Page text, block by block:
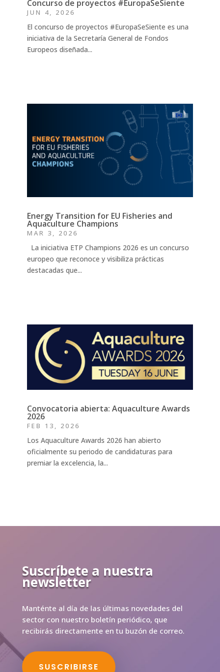
Concurso de proyectos #EuropaSeSiente
JUN 4, 2026
El concurso de proyectos #EuropaSeSiente es una
iniciativa de la Secretaría General de Fondos
Europeos diseñada...
Energy Transition for EU Fisheries and
Aquaculture Champions
MAR 3, 2026
La iniciativa ETP Champions 2026 es un concurso
europeo que reconoce y visibiliza prácticas
destacadas que...
Convocatoria abierta: Aquaculture Awards
2026
FEB 13, 2026
Los Aquaculture Awards 2026 han abierto
oficialmente su periodo de candidaturas para
premiar la excelencia, la...
Suscríbete a nuestra
newsletter
Manténte al día de las últimas novedades del
sector con nuestro boletín periódico, que
recibirás directamente en tu buzón de correo.
SUSCRIBIRSE